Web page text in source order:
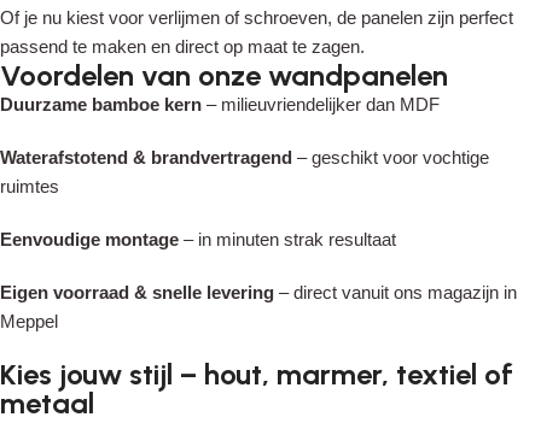
Of je nu kiest voor verlijmen of schroeven, de panelen zijn perfect
passend te maken en direct op maat te zagen.
Voordelen van onze wandpanelen
Duurzame bamboe kern – milieuvriendelijker dan MDF
Waterafstotend & brandvertragend – geschikt voor vochtige
ruimtes
Eenvoudige montage – in minuten strak resultaat
Eigen voorraad & snelle levering – direct vanuit ons magazijn in
Meppel
Kies jouw stijl – hout, marmer, textiel of
metaal